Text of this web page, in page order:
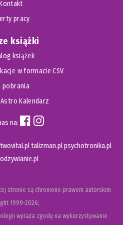
kwantowego, pozwalając na
w domu. Każdy kolor jest
na przykład fioletowy z
ze zdrowiem. Stosując te
świata, możesz
swoją przestrzeń na
jest kluczowe dla
marzeń?
da się chwycić obiema
kurczowo trzymamy się bólu i
które Cię zraniły. Spalenie
słońca uwalnia
Cię na nowe możliwości.
pracy
książki
książek
w formacie CSV
pobrania
Kalendarz
na:
talizman.plpsychotronika.pl
stronie są chronione prawem autorskim
1999-2026;
wyraża zgodę na wykorzystywanie